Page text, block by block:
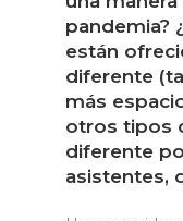
pandemia?
están
diferente
más
otros tipos
diferente
asistentes,